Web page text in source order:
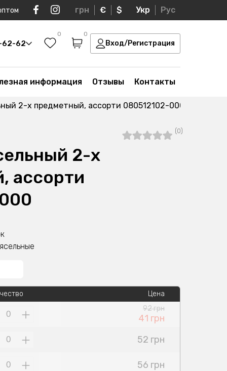
грн € $ Укр Рус
62-62
0 0
Вход/Регистрация
информация Отзывы Контакты
2-х предметный, ассорти 080512102-000
(0)
2-х
ассорти
Цена
92 грн
41 грн
52 грн
56 грн